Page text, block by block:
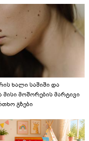
ხალი საშიში და
მოშორების მარტივი
გზები